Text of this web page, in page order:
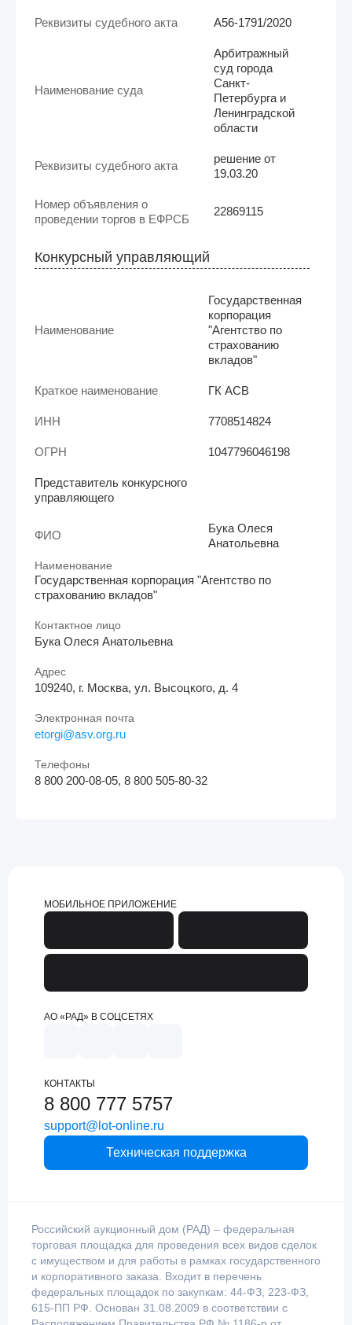
Реквизиты судебного акта А56-1791/2020
Наименование суда
Арбитражный
суд города
Санкт-
Петербурга и
Ленинградской
области
Реквизиты судебного акта
решение от
19.03.20
Номер объявления о
проведении торгов в ЕФРСБ
22869115
Конкурсный управляющий
Наименование
Государственная
корпорация
"Агентство по
страхованию
вкладов"
Краткое наименование ГК АСВ
ИНН 7708514824
ОГРН 1047796046198
Представитель конкурсного
управляющего
ФИО
Бука Олеся
Анатольевна
Наименование
Государственная корпорация "Агентство по
страхованию вкладов"
Контактное лицо
Бука Олеся Анатольевна
Адрес
109240, г. Москва, ул. Высоцкого, д. 4
Электронная почта
etorgi@asv.org.ru
Телефоны
8 800 200-08-05, 8 800 505-80-32
МОБИЛЬНОЕ ПРИЛОЖЕНИЕ
АО «РАД» В СОЦСЕТЯХ
КОНТАКТЫ
8 800 777 5757
support@lot-online.ru
Техническая поддержка
Российский аукционный дом (РАД) – федеральная
торговая площадка для проведения всех видов сделок
с имуществом и для работы в рамках государственного
и корпоративного заказа. Входит в перечень
федеральных площадок по закупкам: 44-ФЗ, 223-ФЗ,
615-ПП РФ. Основан 31.08.2009 в соответствии с